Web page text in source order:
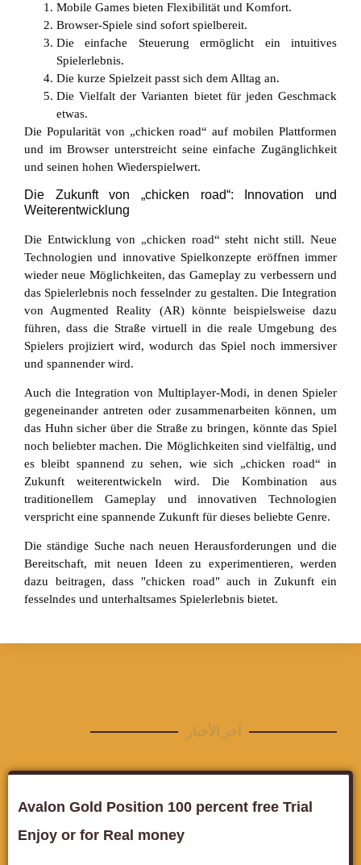
Mobile Games bieten Flexibilität und Komfort.
Browser-Spiele sind sofort spielbereit.
Die einfache Steuerung ermöglicht ein intuitives
Spielerlebnis.
Die kurze Spielzeit passt sich dem Alltag an.
Die Vielfalt der Varianten bietet für jeden Geschmack
etwas.
Die Popularität von „chicken road“ auf mobilen Plattformen
und im Browser unterstreicht seine einfache Zugänglichkeit
und seinen hohen Wiederspielwert.
Die Zukunft von „chicken road“: Innovation und
Weiterentwicklung
Die Entwicklung von „chicken road“ steht nicht still. Neue
Technologien und innovative Spielkonzepte eröffnen immer
wieder neue Möglichkeiten, das Gameplay zu verbessern und
das Spielerlebnis noch fesselnder zu gestalten. Die Integration
von Augmented Reality (AR) könnte beispielsweise dazu
führen, dass die Straße virtuell in die reale Umgebung des
Spielers projiziert wird, wodurch das Spiel noch immersiver
und spannender wird.
Auch die Integration von Multiplayer-Modi, in denen Spieler
gegeneinander antreten oder zusammenarbeiten können, um
das Huhn sicher über die Straße zu bringen, könnte das Spiel
noch beliebter machen. Die Möglichkeiten sind vielfältig, und
es bleibt spannend zu sehen, wie sich „chicken road“ in
Zukunft weiterentwickeln wird. Die Kombination aus
traditionellem Gameplay und innovativen Technologien
verspricht eine spannende Zukunft für dieses beliebte Genre.
Die ständige Suche nach neuen Herausforderungen und die
Bereitschaft, mit neuen Ideen zu experimentieren, werden
dazu beitragen, dass "chicken road" auch in Zukunft ein
fesselndes und unterhaltsames Spielerlebnis bietet.
آخر الأخبار
Avalon Gold Position 100 percent free Trial
Enjoy or for Real money